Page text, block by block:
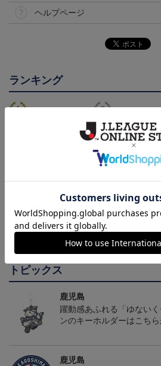
ヘルプページ
ランキング
鹿児島ユナイテッドFC
バクーダ タオルマフラ
2,500円
26/27オーセンティッ
ニフォーム（FP1st）
トピックス
鹿児島
躍動感あふれる「ゆない
ンのキーホルダーはこちら
鹿児島